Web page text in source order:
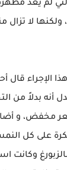
ولكنها لا
الإجراء قال
أنه بدلاً من
مخفض، و
على كل النمسا
وكانت